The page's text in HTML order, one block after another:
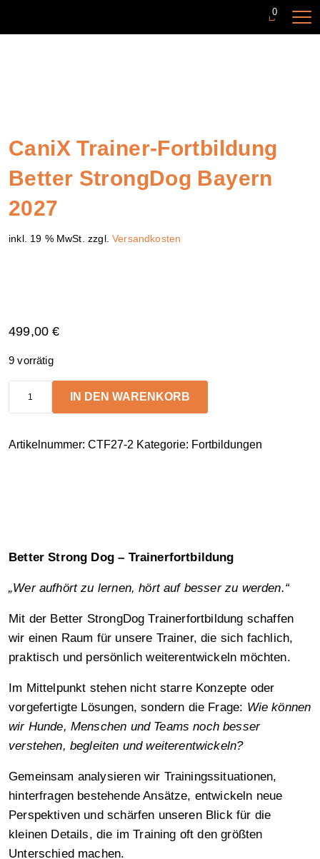
0
CaniX Trainer-Fortbildung
Better StrongDog Bayern
2027
inkl. 19 % MwSt. zzgl.Versandkosten
499,00€
9 vorrätig
Fortbildung
IN DEN WARENKORB
Artikelnummer: CTF27-2 Kategorie: Fortbildungen
Better Strong Dog – Trainerfortbildung
„Wer aufhört zu lernen, hört auf besser zu werden.“
Mit der Better StrongDog Trainerfortbildung schaffen
wir einen Raum für unsere Trainer, die sich fachlich,
praktisch und persönlich weiterentwickeln möchten.
Im Mittelpunkt stehen nicht starre Konzepte oder
vorgefertigte Lösungen, sondern die Frage: Wie können
wir Hunde, Menschen und Teams noch besser
verstehen, begleiten und weiterentwickeln?
Gemeinsam analysieren wir Trainingssituationen,
hinterfragen bestehende Ansätze, entwickeln neue
Perspektiven und schärfen unseren Blick für die
kleinen Details, die im Training oft den größten
Unterschied machen.